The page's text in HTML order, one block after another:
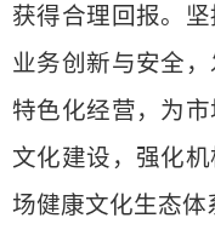
获得合理回报。
业务创新与安全
特色化经营，为
文化建设，强化
场健康文化生态体